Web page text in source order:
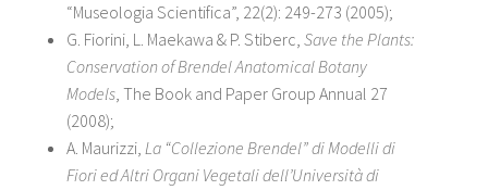
“Museologia Scientifica”, 22(2): 249-273 (2005);
G. Fiorini, L. Maekawa & P. Stiberc, Save the Plants:
Conservation of Brendel Anatomical Botany
Models, The Book and Paper Group Annual 27
(2008);
A. Maurizzi, La “Collezione Brendel” di Modelli di
Fiori ed Altri Organi Vegetali dell’Università di